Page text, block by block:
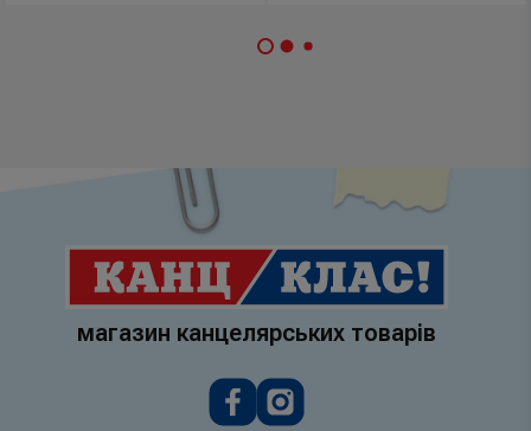
магазин канцелярських товарів